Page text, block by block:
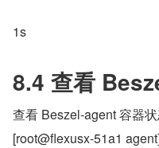
1s
8.4 查看
查看 Beszel-agent 容器
[root@flexusx-51a1